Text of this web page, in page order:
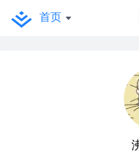
首页